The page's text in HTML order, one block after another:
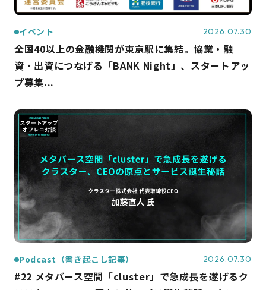
イベント 2026.07.30
全国40以上の金融機関が東京駅に集結。協業・融
資・出資につなげる「BANK Night」、スタートアッ
プ募集...
Podcast（書き起こし記事） 2026.07.30
#22 メタバース空間「cluster」で急成長を遂げるク